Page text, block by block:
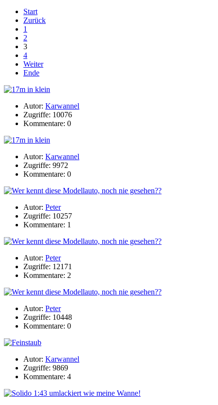
Start
Zurück
1
2
3
4
Weiter
Ende
Autor: Karwannel
Zugriffe: 10076
Kommentare: 0
Autor: Karwannel
Zugriffe: 9972
Kommentare: 0
Autor: Peter
Zugriffe: 10257
Kommentare: 1
Autor: Peter
Zugriffe: 12171
Kommentare: 2
Autor: Peter
Zugriffe: 10448
Kommentare: 0
Autor: Karwannel
Zugriffe: 9869
Kommentare: 4